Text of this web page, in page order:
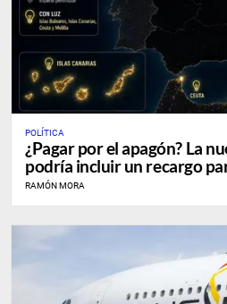
POLÍTICA
¿Pagar por el apagón? La
podría incluir un recargo
RAMÓN MORA